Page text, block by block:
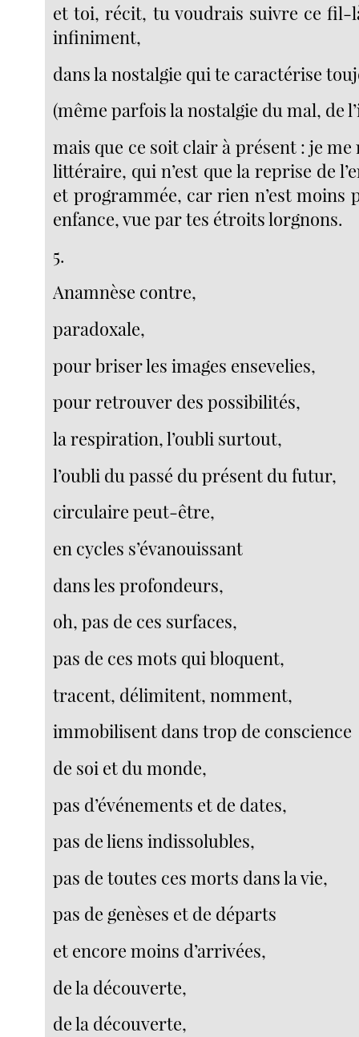
et toi, récit, tu voudrais suivre ce fil-
infiniment,
dans la nostalgie qui te caractérise
(même parfois la nostalgie du mal, de
mais que ce soit clair à présent : je me
littéraire, qui n’est que la reprise de
et programmée, car rien n’est moins
enfance, vue par tes étroits lorgnons.
5.
Anamnèse contre,
paradoxale,
pour briser les images ensevelies,
pour retrouver des possibilités,
la respiration, l’oubli surtout,
l’oubli du passé du présent du futur,
circulaire peut-être,
en cycles s’évanouissant
dans les profondeurs,
oh, pas de ces surfaces,
pas de ces mots qui bloquent,
tracent, délimitent, nomment,
immobilisent dans trop de conscience
de soi et du monde,
pas d’événements et de dates,
pas de liens indissolubles,
pas de toutes ces morts dans la vie,
pas de genèses et de départs
et encore moins d’arrivées,
de la découverte,
de la découverte,